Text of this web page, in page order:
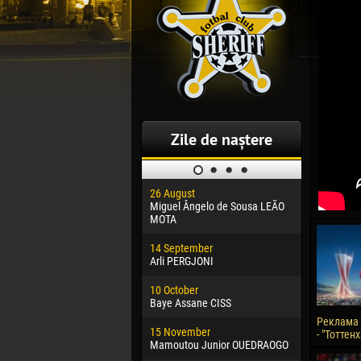
Zile de naștere
26 August
Miguel Ângelo de Sousa LEÃO
MOTA
14 September
Arli PERGJONI
10 October
Baye Assane CISS
15 November
Mamoutou Junior OUEDRAOGO
30 January
Dhoraso
Vladislav
02 March
Veaceslav
09 March
Emmanuel
-